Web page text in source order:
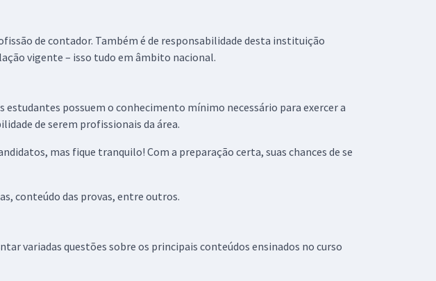
de contador. Também é de responsabilidade desta instituição
vigente – isso tudo em âmbito nacional.
possuem o conhecimento mínimo necessário para exercer a
de serem profissionais da área.
mas fique tranquilo! Com a preparação certa, suas chances de se
conteúdo das provas, entre outros.
variadas questões sobre os principais conteúdos ensinados no curso